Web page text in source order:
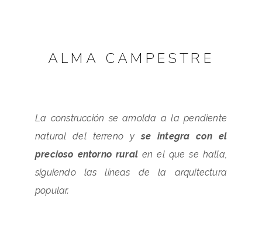
ALMA CAMPESTRE
La construcción se amolda a la pendiente
natural del terreno yse integra con el
precioso entorno rural en el que se halla,
siguiendo las líneas de la arquitectura
popular.